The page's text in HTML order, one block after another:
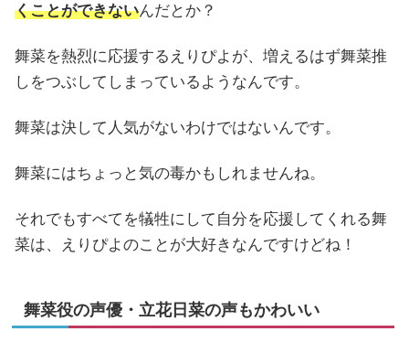
くことができないんだとか？
舞菜を熱烈に応援するえりぴよが、増えるはず舞菜推
しをつぶしてしまっているようなんです。
舞菜は決して人気がないわけではないんです。
舞菜にはちょっと気の毒かもしれませんね。
それでもすべてを犠牲にして自分を応援してくれる舞
菜は、えりぴよのことが大好きなんですけどね！
舞菜役の声優・立花日菜の声もかわいい